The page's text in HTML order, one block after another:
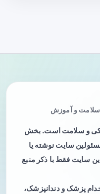
سلامت و آموزش
و سلامت است. بخش
سایت نوشته یا
سایت فقط با ذکر منبع
پزشک و دندانپزشک،